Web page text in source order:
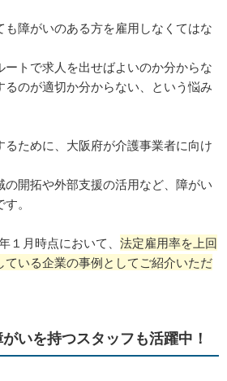
も障がいのある方を雇用しなくてはな
ートで求人を出せばよいのか分からな
るのが適切か分からない、という悩み
るために、大阪府が介護事業者に向け
の開拓や外部支援の活用など、障がい
。
月時点において、 法定雇用率を上回
ている企業の事例としてご紹介いただ
いを持つスタッフも活躍中！